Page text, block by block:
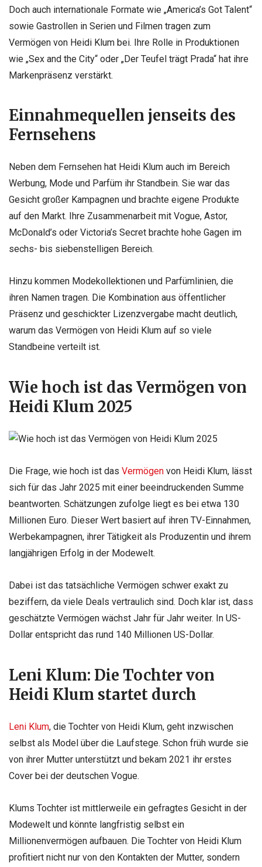
Doch auch internationale Formate wie „America’s Got Talent“
sowie Gastrollen in Serien und Filmen tragen zum
Vermögen von Heidi Klum bei. Ihre Rolle in Produktionen
wie „Sex and the City“ oder „Der Teufel trägt Prada“ hat ihre
Markenpräsenz verstärkt.
Einnahmequellen jenseits des
Fernsehens
Neben dem Fernsehen hat Heidi Klum auch im Bereich
Werbung, Mode und Parfüm ihr Standbein. Sie war das
Gesicht großer Kampagnen und brachte eigene Produkte
auf den Markt. Ihre Zusammenarbeit mit Vogue, Astor,
McDonald’s oder Victoria’s Secret brachte hohe Gagen im
sechs- bis siebenstelligen Bereich.
Hinzu kommen Modekollektionen und Parfümlinien, die
ihren Namen tragen. Die Kombination aus öffentlicher
Präsenz und geschickter Lizenzvergabe macht deutlich,
warum das Vermögen von Heidi Klum auf so viele
Standbeine verteilt ist.
Wie hoch ist das Vermögen von
Heidi Klum 2025
Die Frage, wie hoch ist das Vermögen von Heidi Klum, lässt
sich für das Jahr 2025 mit einer beeindruckenden Summe
beantworten. Schätzungen zufolge liegt es bei etwa 130
Millionen Euro. Dieser Wert basiert auf ihren TV-Einnahmen,
Werbekampagnen, ihrer Tätigkeit als Produzentin und ihrem
langjährigen Erfolg in der Modewelt.
Dabei ist das tatsächliche Vermögen schwer exakt zu
beziffern, da viele Deals vertraulich sind. Doch klar ist, dass
geschätzte Vermögen wächst Jahr für Jahr weiter. In US-
Dollar entspricht das rund 140 Millionen US-Dollar.
Leni Klum: Die Tochter von
Heidi Klum startet durch
Leni Klum, die Tochter von Heidi Klum, geht inzwischen
selbst als Model über die Laufstege. Schon früh wurde sie
von ihrer Mutter unterstützt und bekam 2021 ihr erstes
Cover bei der deutschen Vogue.
Klums Tochter ist mittlerweile ein gefragtes Gesicht in der
Modewelt und könnte langfristig selbst ein
Millionenvermögen aufbauen. Die Tochter von Heidi Klum
profitiert nicht nur von den Kontakten der Mutter, sondern